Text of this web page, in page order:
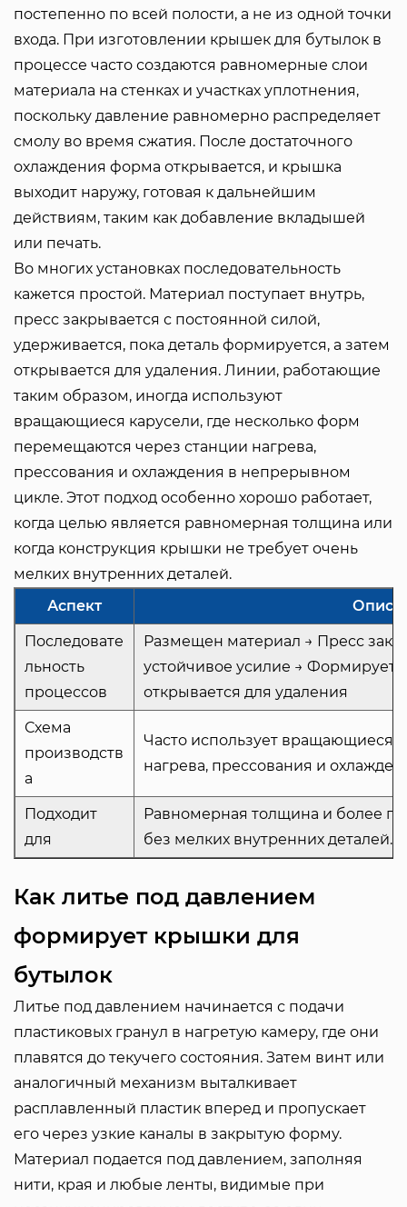
постепенно по всей полости, а не из одной точки
входа. При изготовлении крышек для бутылок в
процессе часто создаются равномерные слои
материала на стенках и участках уплотнения,
поскольку давление равномерно распределяет
смолу во время сжатия. После достаточного
охлаждения форма открывается, и крышка
выходит наружу, готовая к дальнейшим
действиям, таким как добавление вкладышей
или печать.
Во многих установках последовательность
кажется простой. Материал поступает внутрь,
пресс закрывается с постоянной силой,
удерживается, пока деталь формируется, а затем
открывается для удаления. Линии, работающие
таким образом, иногда используют
вращающиеся карусели, где несколько форм
перемещаются через станции нагрева,
прессования и охлаждения в непрерывном
цикле. Этот подход особенно хорошо работает,
когда целью является равномерная толщина или
когда конструкция крышки не требует очень
мелких внутренних деталей.
Аспект
Последовате
льность
процессов
Размещен материал → Пресс
устойчивое усилие →
открывается для удаления
Схема
производств
а
Часто использует вращающиеся
нагрева, прессования и
Подходит
для
Равномерная толщина и более
без мелких внутренних деталей.
Как литье под давлением
формирует крышки для
бутылок
Литье под давлением начинается с подачи
пластиковых гранул в нагретую камеру, где они
плавятся до текучего состояния. Затем винт или
аналогичный механизм выталкивает
расплавленный пластик вперед и пропускает
его через узкие каналы в закрытую форму.
Материал подается под давлением, заполняя
нити, края и любые ленты, видимые при